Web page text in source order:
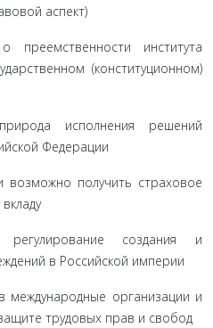
аспект)
преемственности института
(конституционном)
исполнения решений
Федерации
возможно получить страховое
регулирование создания и
в Российской империи
международные организации и
трудовых прав и свобод